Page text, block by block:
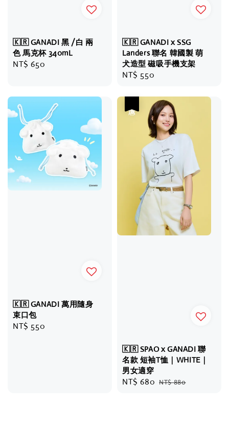
🇰🇷 GANADI 黑 /白 兩
色 馬克杯 340mL
Regular
NT$ 650
🇰🇷 GANADI x SSG
Landers 聯名 韓國製 萌
犬造型 磁吸手機支架
Regular
NT$ 550
🇰🇷 GANADI 萬用隨身
束口包
Regular
NT$ 550
🇰🇷 SPAO x GANADI 聯
名款 短袖T恤｜WHITE｜
男女適穿
Sale
NT$ 680 Regular
NT$ 880